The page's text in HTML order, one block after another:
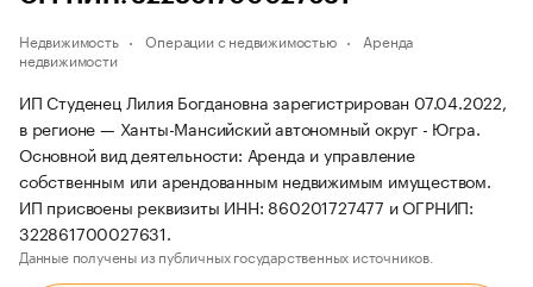
Недвижимость Операции с недвижимостью
Аренда
недвижимости
ИП Студенец Лилия Богдановна зарегистрирован 07.04.2022,
в регионе — Ханты-Мансийский автономный округ - Югра.
Основной вид деятельности: Аренда и управление
собственным или арендованным недвижимым имуществом.
ИП присвоены реквизиты ИНН: 860201727477 и ОГРНИП:
322861700027631.
Данные получены из публичных государственных источников.